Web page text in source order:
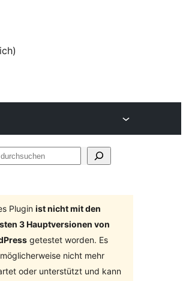
Plugin ist nicht mit den
3 Hauptversionen von
getestet worden. Es
nicht mehr
oder unterstützt und kann